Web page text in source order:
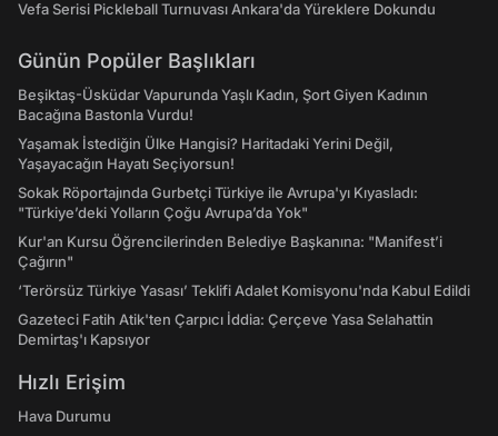
Vefa Serisi Pickleball Turnuvası Ankara'da Yüreklere Dokundu
Günün Popüler Başlıkları
Beşiktaş-Üsküdar Vapurunda Yaşlı Kadın, Şort Giyen Kadının
Bacağına Bastonla Vurdu!
Yaşamak İstediğin Ülke Hangisi? Haritadaki Yerini Değil,
Yaşayacağın Hayatı Seçiyorsun!
Sokak Röportajında Gurbetçi Türkiye ile Avrupa'yı Kıyasladı:
"Türkiye’deki Yolların Çoğu Avrupa’da Yok"
Kur'an Kursu Öğrencilerinden Belediye Başkanına: "Manifest’i
Çağırın"
‘Terörsüz Türkiye Yasası’ Teklifi Adalet Komisyonu'nda Kabul Edildi
Gazeteci Fatih Atik'ten Çarpıcı İddia: Çerçeve Yasa Selahattin
Demirtaş'ı Kapsıyor
Hızlı Erişim
Hava Durumu